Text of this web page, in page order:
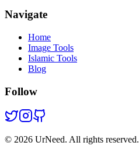
Navigate
Home
Image Tools
Islamic Tools
Blog
Follow
© 2026 UrNeed. All rights reserved.